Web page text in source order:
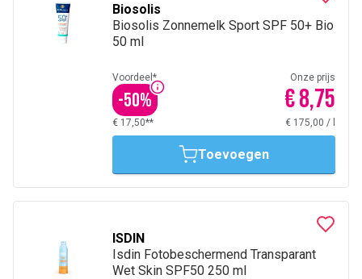
Biosolis
Biosolis Zonnemelk Sport SPF 50+ Bio
50 ml
Voordeel*
-50%
Onze prijs
€ 8,75
€ 17,50** € 175,00 /
Toevoegen
ISDIN
Isdin Fotobeschermend Transparant
Wet Skin SPF50 250 ml